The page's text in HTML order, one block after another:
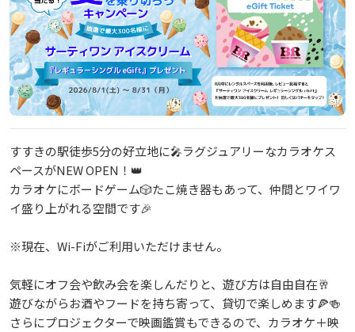
すすきの駅徒歩5分の好立地に🎤ラグジュアリーなカラオケス
ペースがNEW OPEN！👑
カラオケにボードゲーム🎲たこ焼き器もあって、仲間とワイワ
イ盛り上がれる空間です🎉
※現在、Wi-Fiがご利用いただけません。
気軽にオフ会や飲み会を楽しんだりと、遊び方は自由自在🥂
遊びながらお酒やフードを持ち寄って、貸切で楽しめます🍕🍻
さらにプロジェクターで映画鑑賞もできるので、カラオケ＋映